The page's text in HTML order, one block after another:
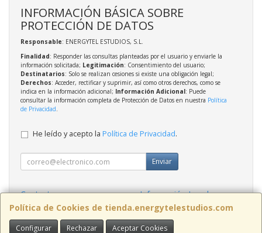
Política de Cookies de tienda.energytelestudios.com
Configurar Rechazar Aceptar Cookies
INFORMACIÓN BÁSICA SOBRE
PROTECCIÓN DE DATOS
Responsable: ENERGYTEL ESTUDIOS, S.L.
Finalidad: Responder las consultas planteadas por el usuario y enviarle la
información solicitada; Legitimación: Consentimiento del usuario;
Destinatarios: Solo se realizan cesiones si existe una obligación legal;
Derechos: Acceder, rectificar y suprimir, así como otros derechos, como se
indica en la información adicional; Información Adicional: Puede
consultar la información completa de Protección de Datos en nuestra Política
de Privacidad.
He leído y acepto la Política de Privacidad.
Enviar
Contacto
Información Legal
Política Privacidad
Política de Cookies